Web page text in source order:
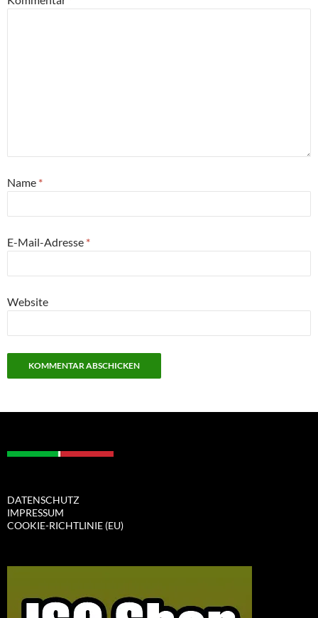
Name *
E-Mail-Adresse *
Website
DATENSCHUTZ
IMPRESSUM
COOKIE-RICHTLINIE (EU)